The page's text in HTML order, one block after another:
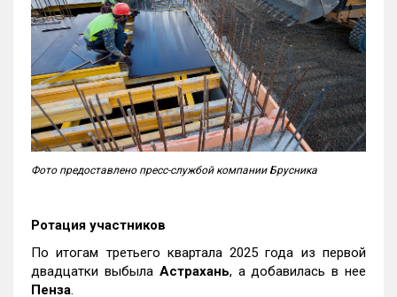
Фото предоставлено пресс-службой компании Брусника
Ротация участников
По итогам третьего квартала 2025 года из первой
двадцатки выбыла Астрахань, а добавилась в нее
Пенза.